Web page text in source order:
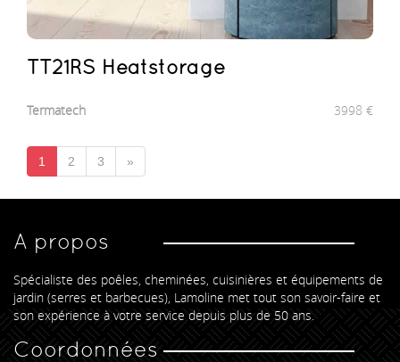
TT21RS Heatstorage
Termatech 3998 €
1 2 3 »
A propos
Spécialiste des poêles, cheminées, cuisinières et équipements de
jardin (serres et barbecues), Lamoline met tout son savoir-faire et
son expérience à votre service depuis plus de 50 ans.
Coordonnées